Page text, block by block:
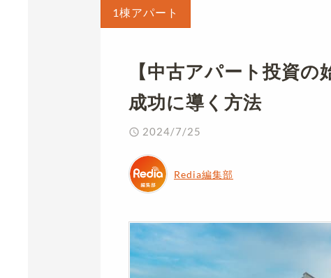
1棟アパート
【中古アパート投資
成功に導く方法
2024/7/25
Redia編集部